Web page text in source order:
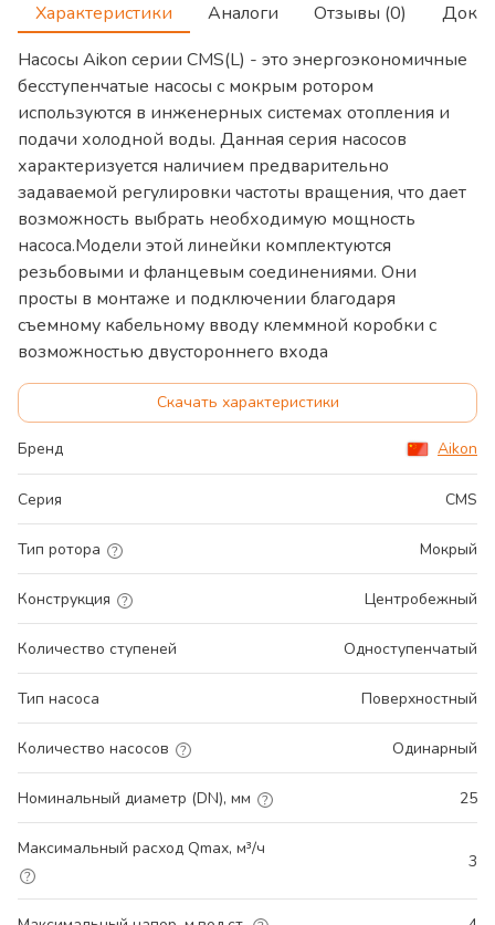
Характеристики Аналоги Отзывы (0)
Насосы Aikon серии CMS(L) - это энергоэкономичные
бесступенчатые насосы с мокрым ротором
используются в инженерных системах отопления и
подачи холодной воды. Данная серия насосов
характеризуется наличием предварительно
задаваемой регулировки частоты вращения, что дает
возможность выбрать необходимую мощность
насоса.Модели этой линейки комплектуются
резьбовыми и фланцевым соединениями. Они
просты в монтаже и подключении благодаря
съемному кабельному вводу клеммной коробки с
возможностью двустороннего входа
Скачать характеристики
Бренд Aikon
Серия CMS
Тип ротора Мокрый
Конструкция Центробежный
Количество ступеней Одноступенчатый
Тип насоса Поверхностный
Количество насосов Одинарный
Номинальный диаметр (DN), мм 25
Максимальный расход Qmax, м³/ч
3